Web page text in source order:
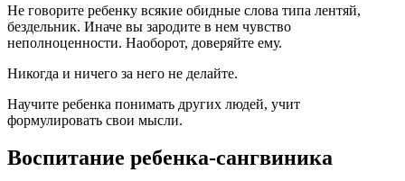
Не говорите ребенку всякие обидные слова типа лентяй,
бездельник. Иначе вы зародите в нем чувство
неполноценности. Наоборот, доверяйте ему.
Никогда и ничего за него не делайте.
Научите ребенка понимать других людей, учит
формулировать свои мысли.
Воспитание ребенка-сангвиника